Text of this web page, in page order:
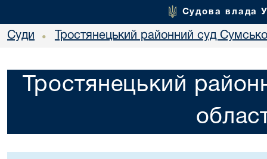
Судова влада
Суди • Тростянецький районний суд
Тростянецький